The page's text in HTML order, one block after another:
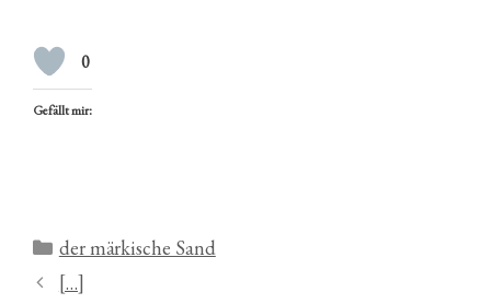
0
Gefällt mir:
Kategorien
der märkische Sand
[…]